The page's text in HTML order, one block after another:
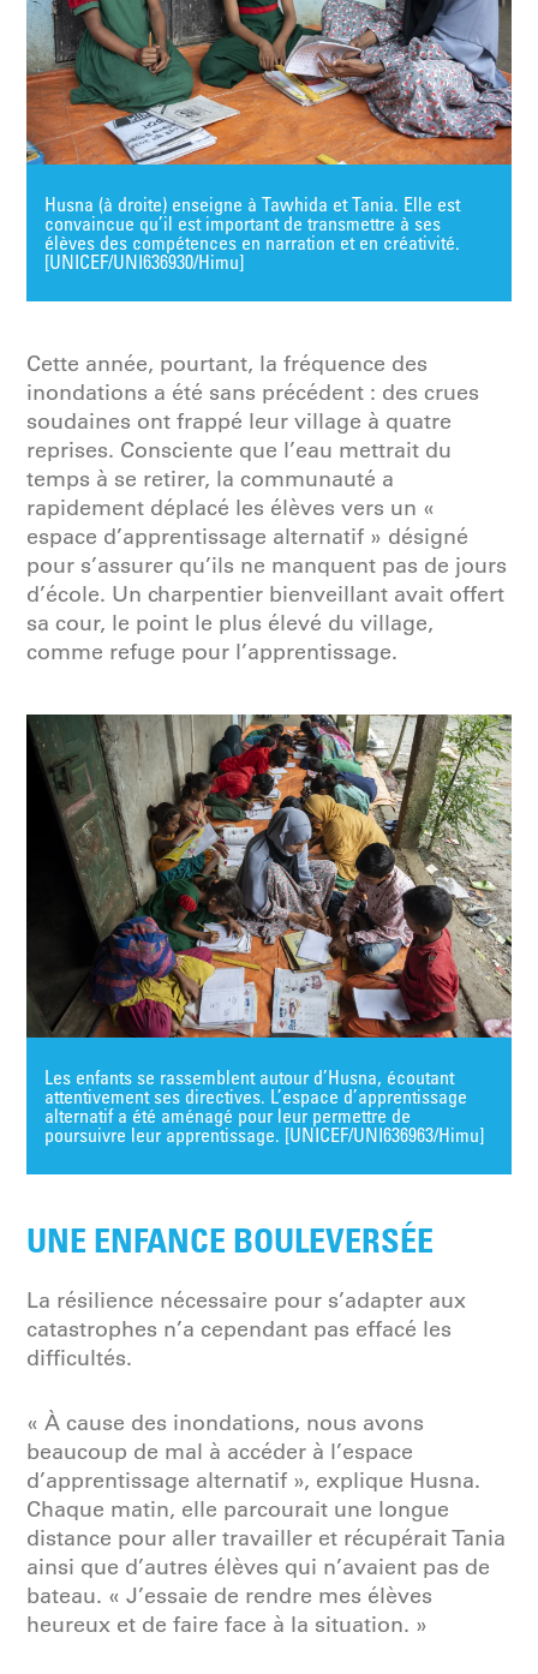
Husna (à droite) enseigne à Tawhida et Tania. Elle est
convaincue qu’il est important de transmettre à ses
élèves des compétences en narration et en créativité.
[UNICEF/UNI636930/Himu]
Cette année, pourtant, la fréquence des
inondations a été sans précédent : des crues
soudaines ont frappé leur village à quatre
reprises. Consciente que l’eau mettrait du
temps à se retirer, la communauté a
rapidement déplacé les élèves vers un «
espace d’apprentissage alternatif » désigné
pour s’assurer qu’ils ne manquent pas de jours
d’école. Un charpentier bienveillant avait offert
sa cour, le point le plus élevé du village,
comme refuge pour l’apprentissage.
Les enfants se rassemblent autour d’Husna, écoutant
attentivement ses directives. L’espace d’apprentissage
alternatif a été aménagé pour leur permettre de
poursuivre leur apprentissage. [UNICEF/UNI636963/Himu]
UNE ENFANCE BOULEVERSÉE
La résilience nécessaire pour s’adapter aux
catastrophes n’a cependant pas effacé les
difficultés.
« À cause des inondations, nous avons
beaucoup de mal à accéder à l’espace
d’apprentissage alternatif », explique Husna.
Chaque matin, elle parcourait une longue
distance pour aller travailler et récupérait Tania
ainsi que d’autres élèves qui n’avaient pas de
bateau. « J’essaie de rendre mes élèves
heureux et de faire face à la situation. »